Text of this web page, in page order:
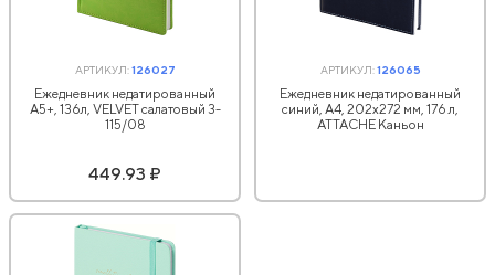
АРТИКУЛ:126027
Ежедневник недатированный
А5+, 136л, VELVET салатовый 3-
115/08
449.93 ₽
АРТИКУЛ:126065
Ежедневник недатированный
синий, А4, 202х272 мм, 176 л,
АТТАСНЕ Каньон